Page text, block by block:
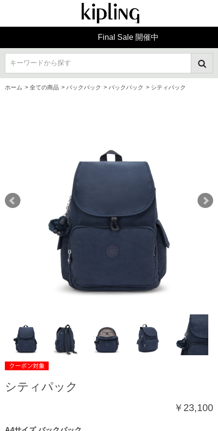
Final Sale 開催中
キーワードから探す
ホーム > 全ての商品 > バックパック > バックパック > シティパック
シティパック
￥23,100